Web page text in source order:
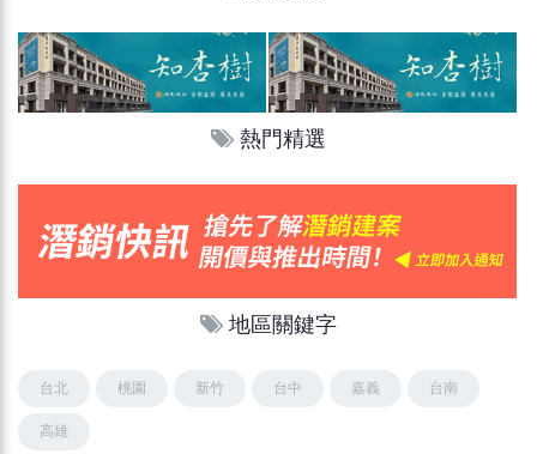
熱門精選
地區關鍵字
台北 桃園 新竹 台中 嘉義 台南
高雄